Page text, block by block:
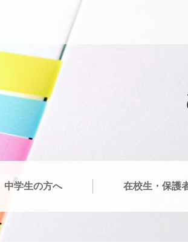
中学生の方へ 在校生・保護